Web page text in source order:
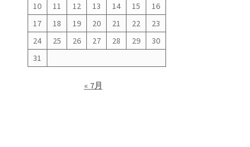
10
11 12 13 14 15
16
17
18 19 20 21 22
23
24
25 26 27 28 29
30
31
« 7月